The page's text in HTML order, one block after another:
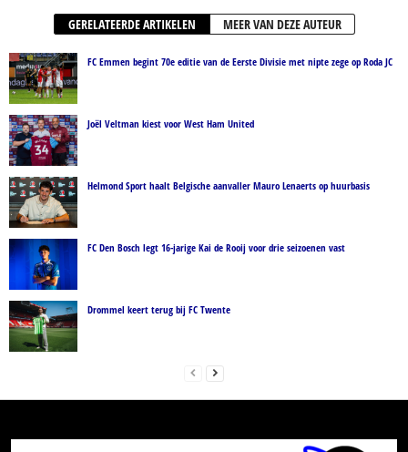
GERELATEERDE ARTIKELEN MEER VAN DEZE AUTEUR
FC Emmen begint 70e editie van de Eerste Divisie met nipte zege op Roda JC
Joël Veltman kiest voor West Ham United
Helmond Sport haalt Belgische aanvaller Mauro Lenaerts op huurbasis
FC Den Bosch legt 16-jarige Kai de Rooij voor drie seizoenen vast
Drommel keert terug bij FC Twente